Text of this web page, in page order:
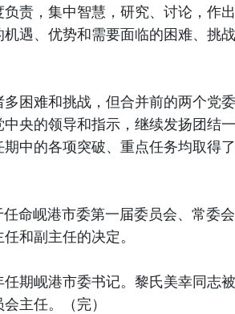
责，集中智慧，研究、讨论，作
遇、优势和需要面临的困难、挑
困难和挑战，但合并前的两个党
央的领导和指示，继续发扬团结
中的各项突破、重点任务均取得
命岘港市委第一届委员会、常委会
和副主任的决定。
期岘港市委书记。黎氏美幸同志
主任。（完）